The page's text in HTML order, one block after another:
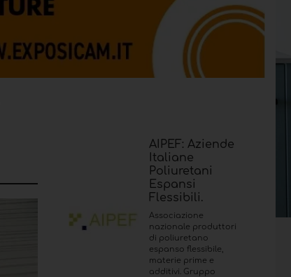
AIPEF: Aziende
Italiane
Poliuretani
Espansi
Flessibili.
Associazione
nazionale produttori
di poliuretano
espanso flessibile,
materie prime e
additivi. Gruppo